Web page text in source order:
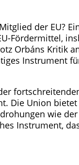
der EU?
Fördermittel,
Orbáns Kritik
Instrument
Die Union
wie
Instrument,